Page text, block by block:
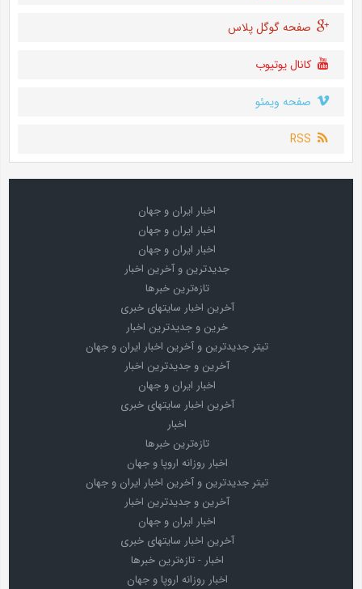
صفحه گوگل پلاس
کانال یوتیوب
صفحه ویمئو
RSS
اخبار ایران و جهان
اخبار ایران و جهان
اخبار ایران و جهان
جدیدترین و آخرین اخبار
تازه‌ترین خبرها
آخرین اخبار سایتهای خبری
خرین و جدیدترین اخبار
تیتر جدیدترین و آخرین اخبار ایران و جهان
آخرین و جدیدترین اخبار
اخبار ایران و جهان
آخرین اخبار سایتهای خبری
اخبار
تازه‌ترین خبرها
اخبار روزانه اروپا و جهان
تیتر جدیدترین و آخرین اخبار ایران و جهان
آخرین و جدیدترین اخبار
اخبار ایران و جهان
آخرین اخبار سایتهای خبری
اخبار - تازه‌ترین خبرها
اخبار روزانه اروپا و جهان